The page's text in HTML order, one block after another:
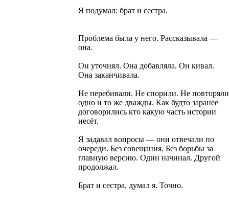
Я подумал: брат и сестра.
Проблема была у него. Рассказывала —
она.
Он уточнял. Она добавляла. Он кивал.
Она заканчивала.
Не перебивали. Не спорили. Не повторяли
одно и то же дважды. Как будто заранее
договорились кто какую часть истории
несёт.
Я задавал вопросы — они отвечали по
очереди. Без совещания. Без борьбы за
главную версию. Один начинал. Другой
продолжал.
Брат и сестра, думал я. Точно.